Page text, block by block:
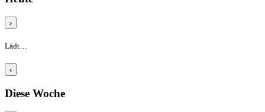
›
Lädt…
‹
Diese Woche